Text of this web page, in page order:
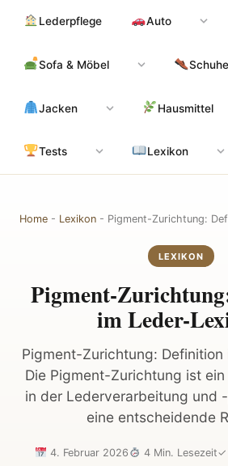
Inhalt
Lederpflege Auto
Sofa & Möbel Schuhe
Jacken Hausmittel
Tests Lexikon
Home- Lexikon- Pigment-Zurichtung:
LEXIKON
Pigment-
im Leder-
Pigment-Zurichtung: Definition
Die Pigment-Zurichtung ist
in der Lederverarbeitung und
eine entscheidende
4. Februar 2026 4 Min. Lesezeit✓